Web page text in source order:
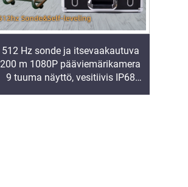
512 Hz sonde ja itsevaakautuva
200 m 1080P pääviemärikamera
9 tuuma näyttö, vesitiivis IP68